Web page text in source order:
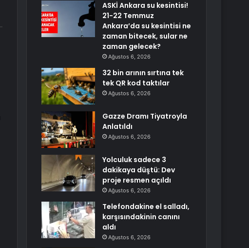
ASKİ Ankara su kesintisi!
21-22 Temmuz
Ankara’da su kesintisi ne
zaman bitecek, sular ne
zaman gelecek?
Ağustos 6, 2026
32 bin arının sırtına tek
tek QR kod taktılar
Ağustos 6, 2026
Gazze Dramı Tiyatroyla
Anlatıldı
Ağustos 6, 2026
Yolculuk sadece 3
dakikaya düştü: Dev
proje resmen açıldı
Ağustos 6, 2026
Telefondakine el salladı,
karşısındakinin canını
aldı
Ağustos 6, 2026